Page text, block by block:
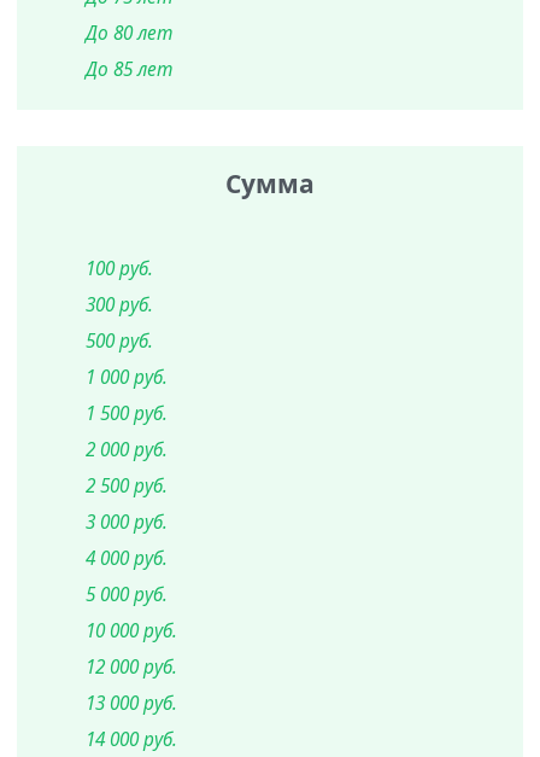
До 80 лет
До 85 лет
Сумма
100 руб.
300 руб.
500 руб.
1 000 руб.
1 500 руб.
2 000 руб.
2 500 руб.
3 000 руб.
4 000 руб.
5 000 руб.
10 000 руб.
12 000 руб.
13 000 руб.
14 000 руб.